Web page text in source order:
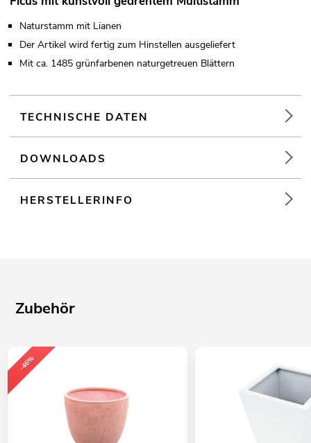
Naturstamm mit Lianen
Der Artikel wird fertig zum Hinstellen ausgeliefert
Mit ca. 1485 grünfarbenen naturgetreuen Blättern
TECHNISCHE DATEN
DOWNLOADS
HERSTELLERINFO
Zubehör
-46%